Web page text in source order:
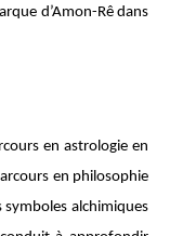
d’Amon-Rê dans
en astrologie en
en philosophie
symboles alchimiques